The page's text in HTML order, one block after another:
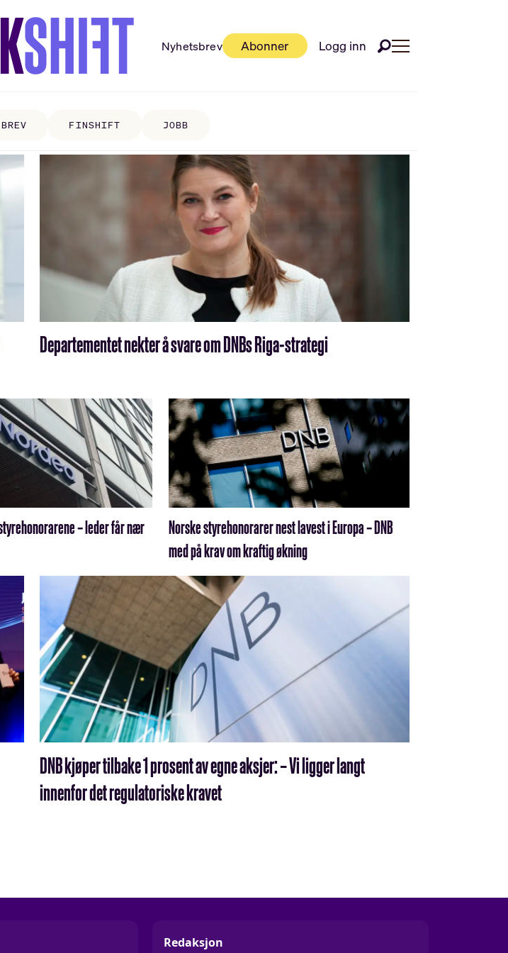
Nyhetsbrev Abonner Logg inn
FINSHIFT JOBB
Departementet nekter å svare om DNBs Riga-strategi
– leder får nær
Norske styrehonorarer nest lavest i Europa – DNB
med på krav om kraftig økning
DNB kjøper tilbake 1 prosent av egne aksjer: – Vi ligger langt
innenfor det regulatoriske kravet
Redaksjon